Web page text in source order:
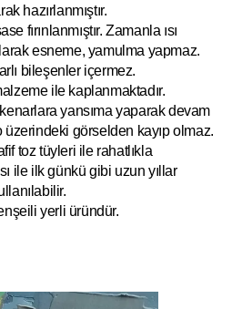
hazırlanmıştır.
fırınlanmıştır. Zamanla ısı
esneme, yamulma yapmaz.
bileşenler içermez.
ile kaplanmaktadır.
yansıma yaparak devam
üzerindeki görselden kayıp olmaz.
toz tüyleri ile rahatlıkla
ile ilkgünkü gibi uzun yıllar
yerli üründür.